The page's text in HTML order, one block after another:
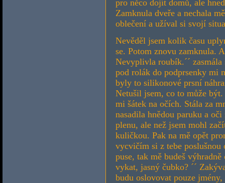
pro něco dojít domů, ale
Zamknula dveře a nechala
oblečení a užíval si svojí
Nevěděl jsem kolik času
se. Potom znovu zamknula.
Nevyplivla roubík.´´
pod rolák do podprsenky mi
byly to silikonové prsní
Netušil jsem, co to může
mi šátek na očích. Stála za
nasadila hnědou paruku a
plenu, ale než jsem mohl
kuličkou. Pak na mě opět
vycvičím si z tebe
puse, tak mě budeš
vykat, jasný čubko? ´´
budu oslovovat pouze